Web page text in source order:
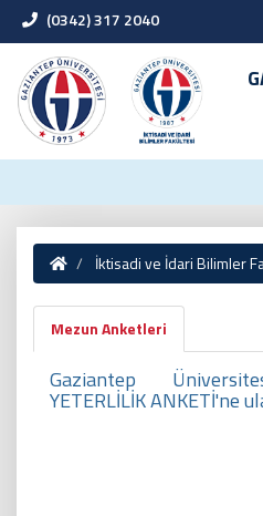
(0342) 317 2040
İktisadi ve İdari Bilimler
Mezun Anketleri
Gaziantep
YETERLİLİK ANKETİ'ne